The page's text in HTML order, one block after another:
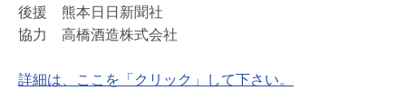
後援 熊本日日新聞社
協力 高橋酒造株式会社
詳細は、ここを「クリック」して下さい。